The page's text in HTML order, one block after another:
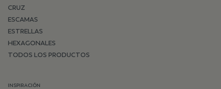
CRUZ
ESCAMAS
ESTRELLAS
HEXAGONALES
TODOS LOS PRODUCTOS
INSPIRACIÓN